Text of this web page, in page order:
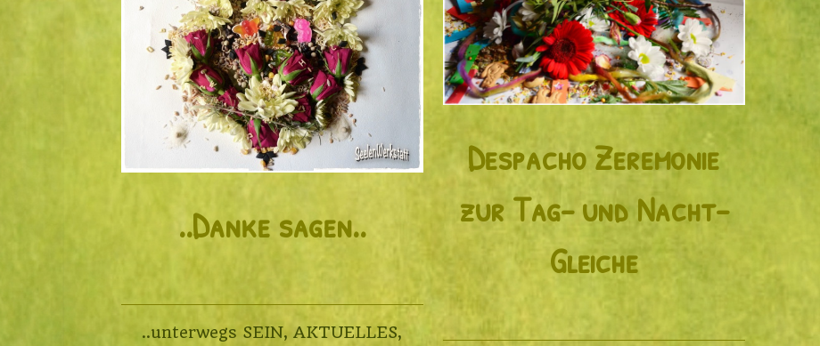
..Danke sagen..
..unterwegs SEIN,AKTUELLES,
Despacho Zeremonie
zur Tag- und Nacht-
Gleiche